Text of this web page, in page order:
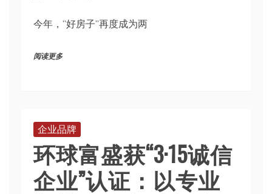
今年，”好房子”再度成为两
阅读更多
企业品牌
环球富盛获“3·15诚信
企业”认证：以专业